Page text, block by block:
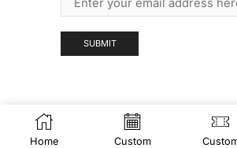
Home Custom
Copyright © 2025